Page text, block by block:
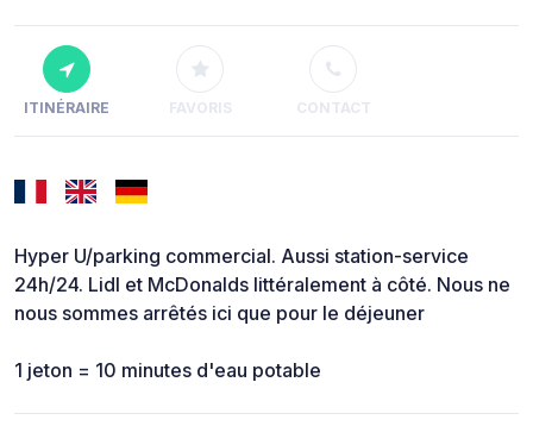
ITINÉRAIRE FAVORIS CONTACT
Hyper U/parking commercial. Aussi station-service
24h/24. Lidl et McDonalds littéralement à côté. Nous ne
nous sommes arrêtés ici que pour le déjeuner
1 jeton = 10 minutes d'eau potable